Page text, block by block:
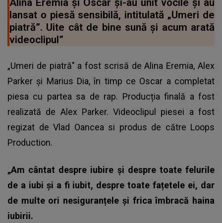
Alina Eremia și Oscar și-au unit vocile și au
lansat o piesă sensibilă, intitulată „Umeri de
piatră”. Uite cât de bine sună și acum arată
videoclipul”
„Umeri de piatră" a fost scrisă de Alina Eremia, Alex
Parker și Marius Dia, în timp ce Oscar a completat
piesa cu partea sa de rap. Producția finală a fost
realizată de Alex Parker. Videoclipul piesei a fost
regizat de Vlad Oancea si produs de către Loops
Production.
„Am cântat despre iubire și despre toate felurile
de a iubi și a fi iubit, despre toate fațetele ei, dar
de multe ori nesiguranțele și frica îmbracă haina
iubirii.